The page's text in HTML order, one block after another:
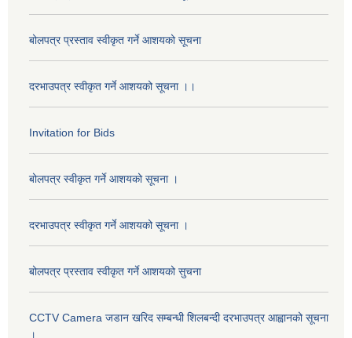
बोलपत्र प्रस्ताव स्वीकृत गर्ने आशयको सूचना
दरभाउपत्र स्वीकृत गर्ने आशयको सूचना ।।
Invitation for Bids
बोलपत्र स्वीकृत गर्ने आशयको सूचना ।
दरभाउपत्र स्वीकृत गर्ने आशयको सूचना ।
बोलपत्र प्रस्ताव स्वीकृत गर्ने आशयको सुचना
CCTV Camera जडान खरिद सम्बन्धी शिलबन्दी दरभाउपत्र आह्वानको सूचना
।